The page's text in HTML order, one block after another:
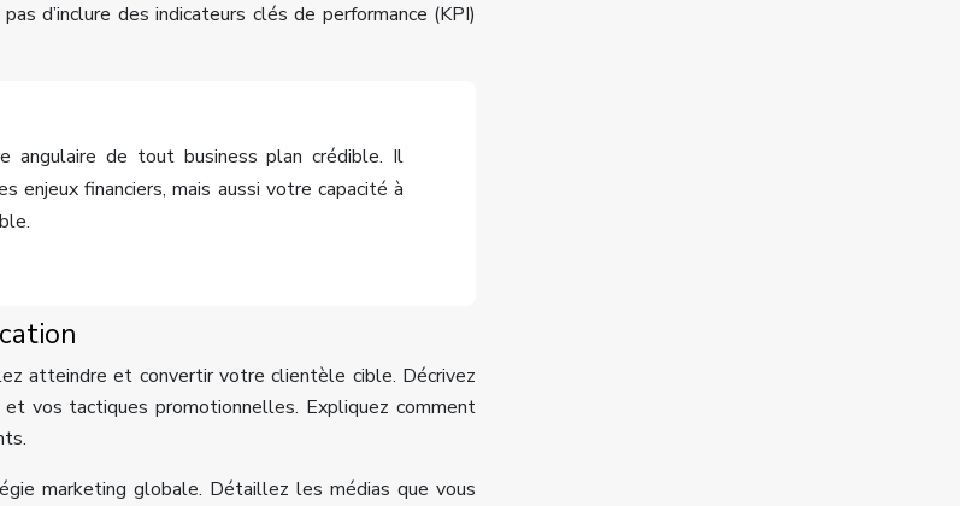
d’inclure des indicateurs clés de performance (KPI)
de tout business plan crédible. Il
enjeux financiers, mais aussi votre capacité à
atteindre et convertir votre clientèle cible. Décrivez
vos tactiques promotionnelles. Expliquez comment
marketing globale. Détaillez les médias que vous